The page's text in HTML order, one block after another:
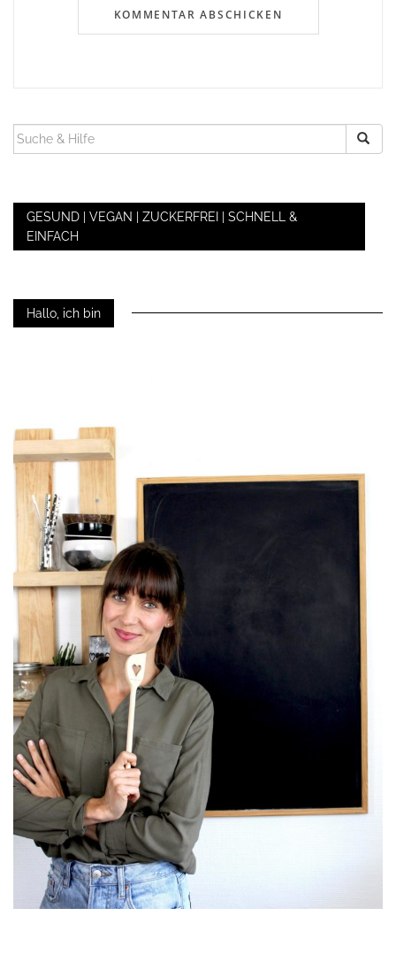
SUCHEN
NACH:
GESUND | VEGAN | ZUCKERFREI | SCHNELL &
EINFACH
Hallo, ich bin